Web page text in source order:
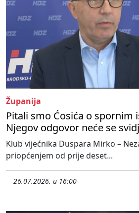
Županija
Pitali smo Ćosića o spornim
Njegov odgovor neće se
Klub vijećnika Duspara Mirko –
priopćenjem od prije deset...
26.07.2026. u 16:00